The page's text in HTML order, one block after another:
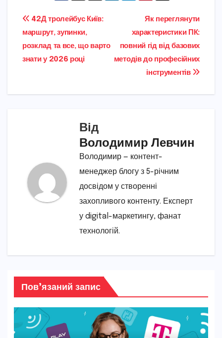
Навігація
записів
Як переглянути
характеристики ПК:
повний гід від базових
методів до професійних
інструментів
42Д тролейбус Київ:
маршрут, зупинки,
розклад та все, що варто
знати у 2026 році
Від
Володимир Левчин
Володимир — контент-
менеджер блогу з 5-річним
досвідом у створенні
захопливого контенту. Експерт
у digital-маркетингу, фанат
технологій.
Пов’язаний запис